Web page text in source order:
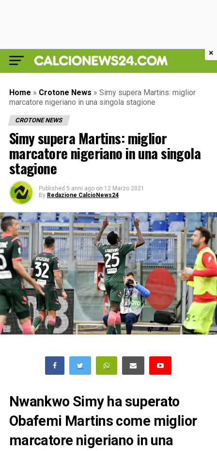
Home » Crotone News » Simy supera Martins: miglior
marcatore nigeriano in una singola stagione
CROTONE NEWS
Simy supera Martins: miglior
marcatore nigeriano in una singola
stagione
Published 5 anni ago on 12 Marzo 2021
By Redazione CalcioNews24
Nwankwo Simy ha superato
Obafemi Martins come miglior
marcatore nigeriano in una
×